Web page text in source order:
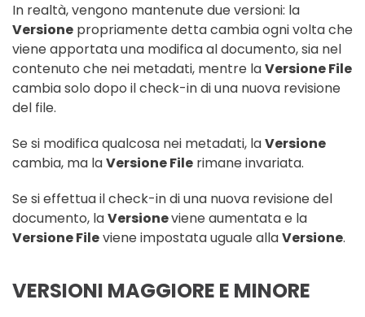
In realtà, vengono mantenute due versioni: la
Versione propriamente detta cambia ogni volta che
viene apportata una modifica al documento, sia nel
contenuto che nei metadati, mentre laVersione File
cambia solo dopo il check-in di una nuova revisione
del file.
Se si modifica qualcosa nei metadati, laVersione
cambia, ma laVersione File rimane invariata.
Se si effettua il check-in di una nuova revisione del
documento, laVersioneviene aumentata e la
Versione Fileviene impostata uguale allaVersione.
VERSIONI MAGGIORE E MINORE